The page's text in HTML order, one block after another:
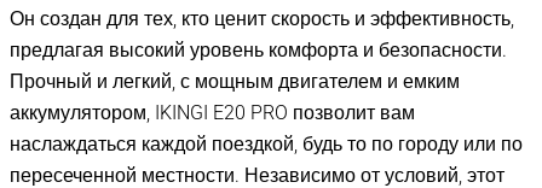
Он создан для тех, кто ценит скорость и эффективность,
предлагая высокий уровень комфорта и безопасности.
Прочный и легкий, с мощным двигателем и емким
аккумулятором, IKINGI E20 PRO позволит вам
наслаждаться каждой поездкой, будь то по городу или по
пересеченной местности. Независимо от условий, этот